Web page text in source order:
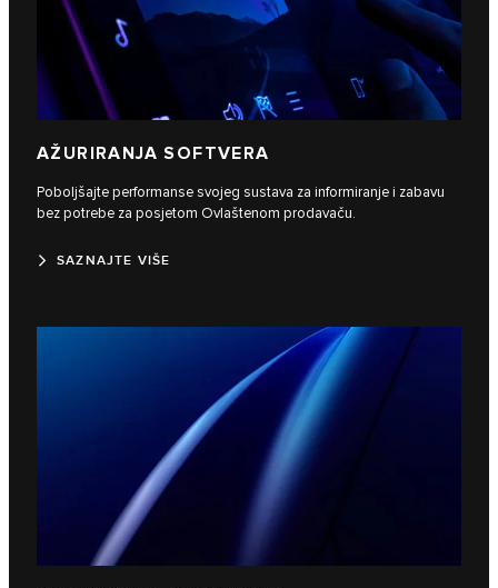
AŽURIRANJA SOFTVERA
Poboljšajte performanse svojeg sustava za informiranje i zabavu
bez potrebe za posjetom Ovlaštenom prodavaču.
SAZNAJTE VIŠE